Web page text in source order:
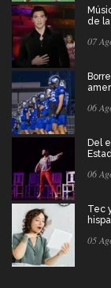
de
07
06
Del
06
Tec
05